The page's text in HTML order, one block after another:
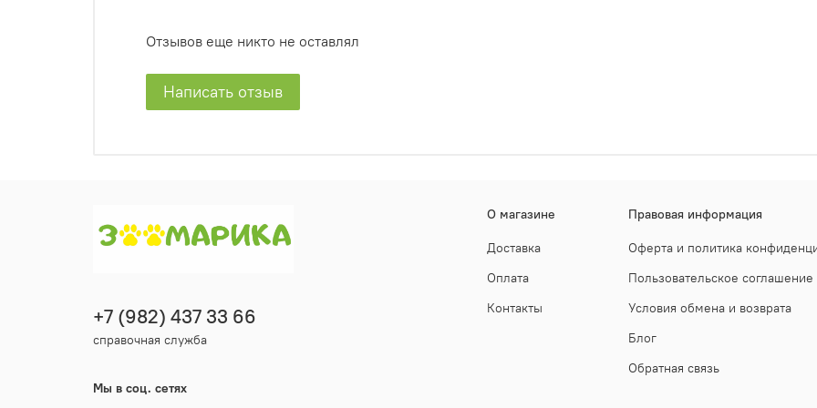
Отзывов еще никто не оставлял
Написать отзыв
О магазине
Доставка
Оплата
Контакты
Правовая информация
Оферта и политика
Пользовательское соглашение
Условия обмена и возврата
Блог
Обратная связь
+7 (982) 437 33 66
справочная служба
Мы в соц. сетях